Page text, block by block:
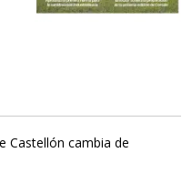
Castellón cambia de